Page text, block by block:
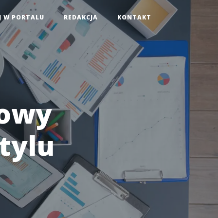
W PORTALU REDAKCJA KONTAKT